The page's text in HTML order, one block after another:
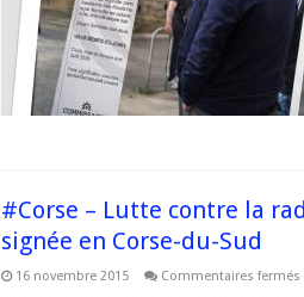
ni
#Corse – Lutte contre la
signée en Corse-du-Sud
16 novembre 2015 Commentaires fermés